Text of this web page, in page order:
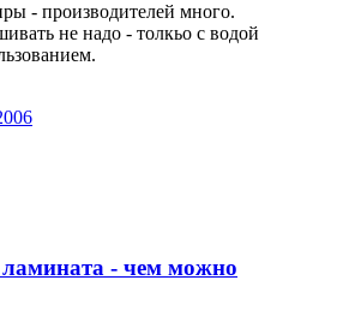
- производителей много.
не надо - толкьо с водой
- чем можно